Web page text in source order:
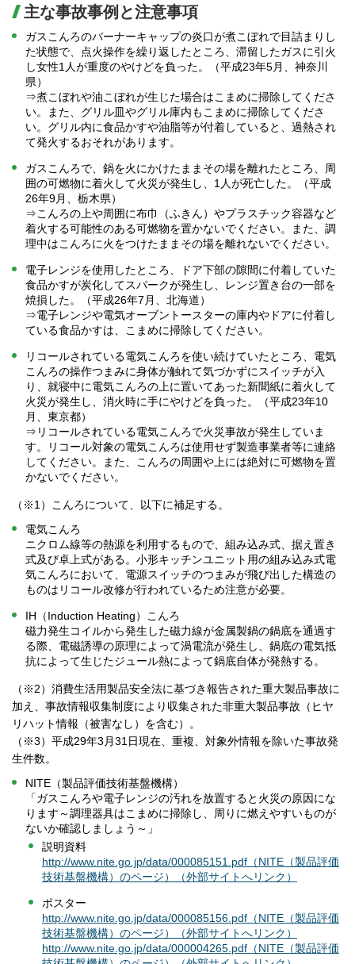
主な事故事例と注意事項
ガスこんろのバーナーキャップの炎口が煮こぼれで目詰まりし
た状態で、点火操作を繰り返したところ、滞留したガスに引火
し女性1人が重度のやけどを負った。（平成23年5月、神奈川
県）
⇒煮こぼれや油こぼれが生じた場合はこまめに掃除してくださ
い。また、グリル皿やグリル庫内もこまめに掃除してくださ
い。グリル内に食品かすや油脂等が付着していると、過熱され
て発火するおそれがあります。
ガスこんろで、鍋を火にかけたままその場を離れたところ、周
囲の可燃物に着火して火災が発生し、1人が死亡した。（平成
26年9月、栃木県）
⇒こんろの上や周囲に布巾（ふきん）やプラスチック容器など
着火する可能性のある可燃物を置かないでください。また、調
理中はこんろに火をつけたままその場を離れないでください。
電子レンジを使用したところ、ドア下部の隙間に付着していた
食品かすが炭化してスパークが発生し、レンジ置き台の一部を
焼損した。（平成26年7月、北海道）
⇒電子レンジや電気オーブントースターの庫内やドアに付着し
ている食品かすは、こまめに掃除してください。
リコールされている電気こんろを使い続けていたところ、電気
こんろの操作つまみに身体が触れて気づかずにスイッチが入
り、就寝中に電気こんろの上に置いてあった新聞紙に着火して
火災が発生し、消火時に手にやけどを負った。（平成23年10
月、東京都）
⇒リコールされている電気こんろで火災事故が発生していま
す。リコール対象の電気こんろは使用せず製造事業者等に連絡
してください。また、こんろの周囲や上には絶対に可燃物を置
かないでください。
（※1）こんろについて、以下に補足する。
電気こんろ
ニクロム線等の熱源を利用するもので、組み込み式、据え置き
式及び卓上式がある。小形キッチンユニット用の組み込み式電
気こんろにおいて、電源スイッチのつまみが飛び出した構造の
ものはリコール改修が行われているため注意が必要。
IH（Induction Heating）こんろ
磁力発生コイルから発生した磁力線が金属製鍋の鍋底を通過す
る際、電磁誘導の原理によって渦電流が発生し、鍋底の電気抵
抗によって生じたジュール熱によって鍋底自体が発熱する。
（※2）消費生活用製品安全法に基づき報告された重大製品事故に
加え、事故情報収集制度により収集された非重大製品事故（ヒヤ
リハット情報（被害なし）を含む）。
（※3）平成29年3月31日現在、重複、対象外情報を除いた事故発
生件数。
NITE（製品評価技術基盤機構）
「ガスこんろや電子レンジの汚れを放置すると火災の原因にな
ります～調理器具はこまめに掃除し、周りに燃えやすいものが
ないか確認しましょう～」
説明資料
http://www.nite.go.jp/data/000085151.pdf（NITE（製品評価
技術基盤機構）のページ）（外部サイトへリンク）
ポスター
http://www.nite.go.jp/data/000085156.pdf（NITE（製品評価
技術基盤機構）のページ）（外部サイトへリンク）
http://www.nite.go.jp/data/000004265.pdf（NITE（製品評価